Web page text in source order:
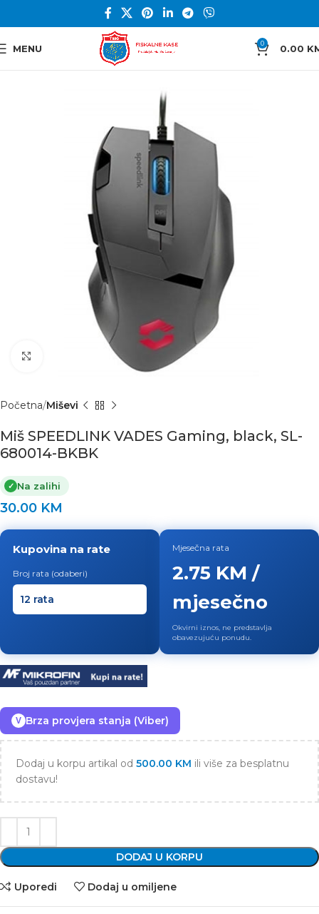
MENU 0 0.00
Click to enlarge
Početna Miševi
Miš SPEEDLINK VADES Gaming, black, SL-
680014-BKBK
✓ Na zalihi
30.00 KM
Kupovina na rate
Broj rata (odaberi)
Mjesečna rata
2.75 KM /
mjesečno
Okvirni iznos, ne predstavlja
obavezujuću ponudu.
V Brza provjera stanja (Viber)
Dodaj u korpu artikal od 500.00 KM ili više za besplatnu
dostavu!
DODAJ U KORPU
Uporedi Dodaj u omiljene